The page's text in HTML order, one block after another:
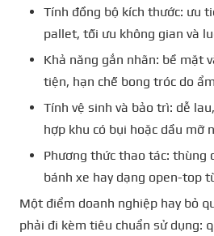
Tính đồng bộ kích thước: ưu
pallet, tối ưu không gian và
Khả năng gắn nhãn: bề mặt
tiện, hạn chế bong tróc do
Tính vệ sinh và bảo trì: dễ
hợp khu có bụi hoặc dầu mỡ
Phương thức thao tác: thùng
bánh xe hay dạng open-top
Một điểm doanh nghiệp hay bỏ
phải đi kèm tiêu chuẩn sử dụng: